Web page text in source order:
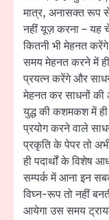
मात्र, अनासक्त रूप
नहीं यूज़ करना – यह
कितनी भी मेहनत
समय मेहनत करने में
प्रयत्न करेंगे और
मेहनत कर साधनों की
युद्ध की कशमकश में ही
प्रयोग करने वाले
प्रकृति के पेपर तो
ही पदार्थों के विशेष
सम्पर्क में आना इन
विघ्न-रूप तो नहीं
आयेगा उस समय